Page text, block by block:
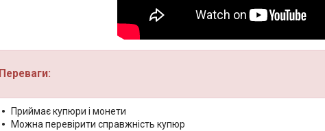
Переваги:
Приймає купюри і монети
Можна перевірити справжність купюр